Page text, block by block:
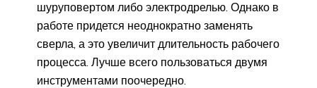
шуруповертом либо электродрелью. Однако в
работе придется неоднократно заменять
сверла, а это увеличит длительность рабочего
процесса. Лучше всего пользоваться двумя
инструментами поочередно.